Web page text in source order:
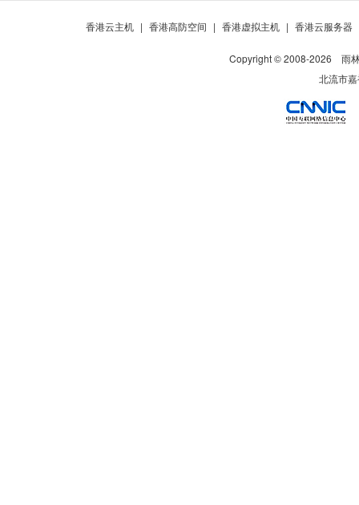
香港云主机 | 香港高防空间 | 香港虚拟主机 | 香港云服务器
Copyright © 2008-2026
雨
北流市